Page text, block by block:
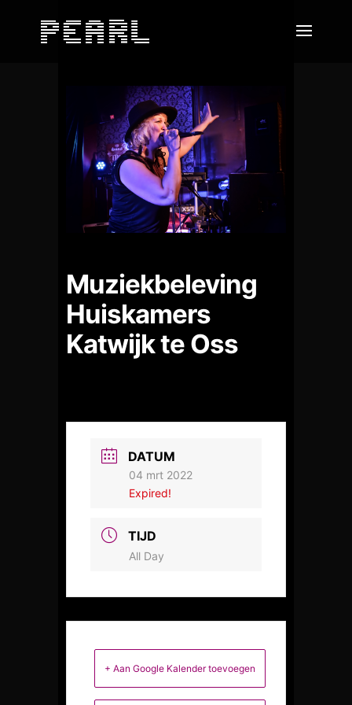
Muziekbeleving
Huiskamers
Katwijk te Oss
DATUM
04 mrt 2022
Expired!
TIJD
All Day
+ Aan Google Kalender toevoegen